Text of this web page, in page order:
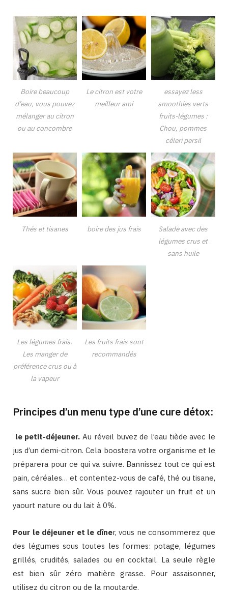
Boire beaucoup
d’eau, vous pouvez
mélanger au citron
ou au concombre
Le citron est votre
meilleur ami
essayez less
smoothies verts
fruits-légumes :
Chou, pommes
céleri persil
Thés et tisanes boire des jus frais
Salade avec des
légumes crus et
sans huile
Les légumes frais.
Les manger de
préférence crus ou à
la vapeur
Les fruits frais sont
recommandés
Principes d’un menu type d’une cure détox:
le petit-déjeuner.Au réveil buvez de l’eau tiède avec le
jus d’un demi-citron. Cela boostera votre organisme et le
préparera pour ce qui va suivre. Bannissez tout ce qui est
pain, céréales… et contentez-vous de café, thé ou tisane,
sans sucre bien sûr. Vous pouvez rajouter un fruit et un
yaourt nature ou du lait à 0%.
Pour le déjeuner et le dîner, vous ne consommerez que
des légumes sous toutes les formes: potage, légumes
grillés, crudités, salades ou en cocktail. La seule règle
est bien sûr zéro matière grasse. Pour assaisonner,
utilisez du citron ou de la moutarde.